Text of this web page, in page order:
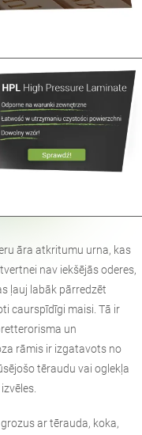
āra atkritumu urna, kas
nav iekšējās oderes,
ļauj labāk pārredzēt
caurspīdīgi maisi. Tā ir
un
rāmis ir izgatavots no
tēraudu vai oglekļa
grozus ar tērauda, koka,